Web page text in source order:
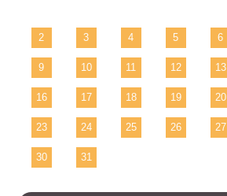
2 3 4 5 6
9 10 11 12 13
16 17 18 19 20
23 24 25 26 27
30 31